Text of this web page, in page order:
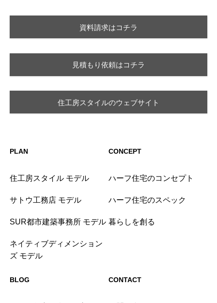
資料請求はコチラ
見積もり依頼はコチラ
住工房スタイルのウェブサイト
PLAN
住工房スタイル モデル
サトウ工務店 モデル
SUR都市建築事務所 モデル
ネイティブディメンション
ズ モデル
CONCEPT
ハーフ住宅のコンセプト
ハーフ住宅のスペック
暮らしを創る
BLOG CONTACT